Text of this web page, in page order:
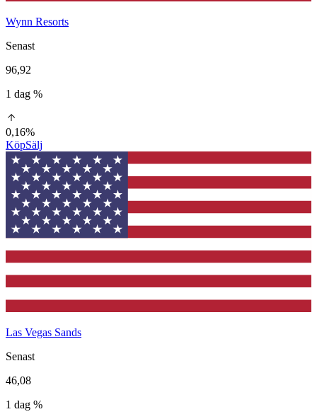
Wynn Resorts
Senast
96,92
1 dag %
0,16%
KöpSälj
Las Vegas Sands
Senast
46,08
1 dag %